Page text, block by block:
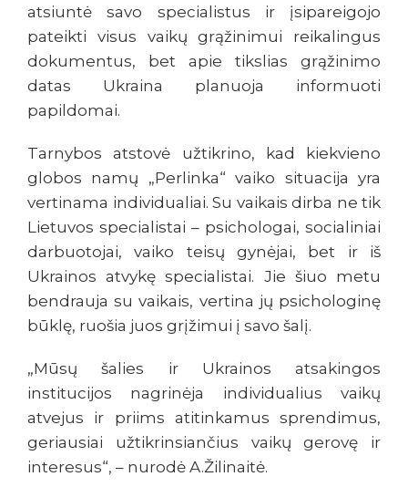
atsiuntė savo specialistus ir įsipareigojo
pateikti visus vaikų grąžinimui reikalingus
dokumentus, bet apie tikslias grąžinimo
datas Ukraina planuoja informuoti
papildomai.
Tarnybos atstovė užtikrino, kad kiekvieno
globos namų „Perlinka“ vaiko situacija yra
vertinama individualiai. Su vaikais dirba ne tik
Lietuvos specialistai – psichologai, socialiniai
darbuotojai, vaiko teisų gynėjai, bet ir iš
Ukrainos atvykę specialistai. Jie šiuo metu
bendrauja su vaikais, vertina jų psichologinę
būklę, ruošia juos grįžimui į savo šalį.
„Mūsų šalies ir Ukrainos atsakingos
institucijos nagrinėja individualius vaikų
atvejus ir priims atitinkamus sprendimus,
geriausiai užtikrinsiančius vaikų gerovę ir
interesus“, – nurodė A.Žilinaitė.